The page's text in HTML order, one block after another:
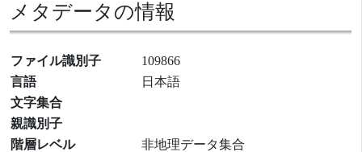
メタデータの情報
ファイル識別子
109866
言語
日本語
文字集合
親識別子
階層レベル
非地理データ集合